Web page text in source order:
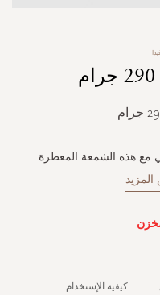
مع هذه الشمعة المعطرة
كيفية الإستخدام